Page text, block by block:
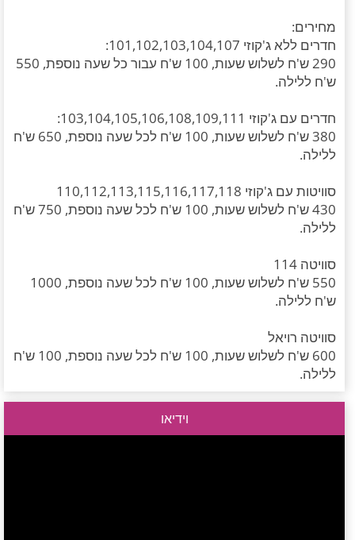
מחירים:
חדרים ללא ג'קוזי 101,102,103,104,107:
290 ש'ח לשלוש שעות, 100 ש'ח עבור כל שעה נוספת, 550
ש'ח ללילה.
חדרים עם ג'קוזי 103,104,105,106,108,109,111:
380 ש'ח לשלוש שעות, 100 ש'ח לכל שעה נוספת, 650 ש'ח
ללילה.
סוויטות עם ג'קוזי 110,112,113,115,116,117,118
430 ש'ח לשלוש שעות, 100 ש'ח לכל שעה נוספת, 750 ש'ח
ללילה.
סוויטה 114
550 ש'ח לשלוש שעות, 100 ש'ח לכל שעה נוספת, 1000
ש'ח ללילה.
סוויטה רויאל
600 ש'ח לשלוש שעות, 100 ש'ח לכל שעה נוספת, 100 ש'ח
ללילה.
וידיאו